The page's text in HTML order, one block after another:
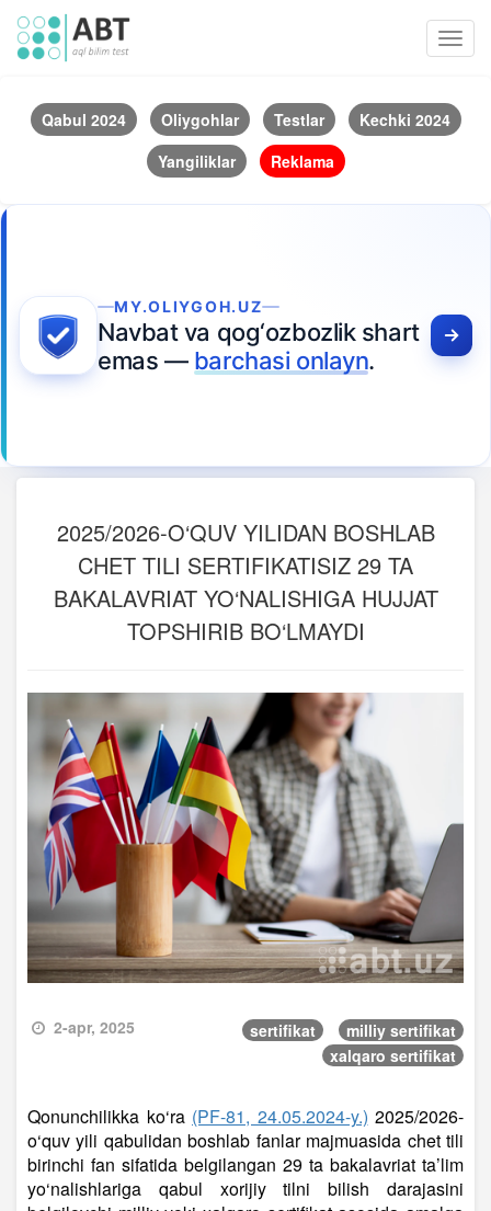
Qabul 2024 Oliygohlar Testlar
Kechki 2024
Yangiliklar
Reklama
MY.OLIYGOH.UZ
Navbat va qog‘ozbozlik shart
emas — barchasi onlayn.
2025/2026-O‘QUV YILIDAN BOSHLAB
CHET TILI SERTIFIKATISIZ 29 TA
BAKALAVRIAT YO‘NALISHIGA HUJJAT
TOPSHIRIB BO‘LMAYDI
2-apr, 2025 sertifikat
milliy sertifikat
xalqaro sertifikat
Qonunchilikka ko‘ra (PF-81, 24.05.2024-y.) 2025/2026-
o‘quv yili qabulidan boshlab fanlar majmuasida chet tili
birinchi fan sifatida belgilangan 29 ta bakalavriat ta’lim
yo‘nalishlariga qabul xorijiy tilni bilish darajasini